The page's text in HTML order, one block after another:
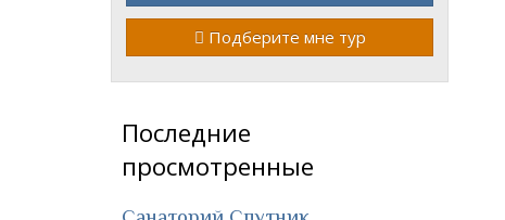
Подберите мне тур
Последние
просмотренные